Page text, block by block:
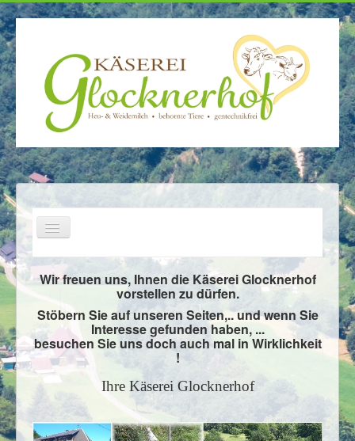
Home
Käserei
Produkte
Verkauf/Versand
Landwirtschaft / Tiere
Wir freuen uns, Ihnen die Käserei Glocknerhof
vorstellen zu dürfen.
Stöbern Sie auf unseren Seiten,.. und wenn Sie
Interesse gefunden haben, ...
besuchen Sie uns doch auch mal in Wirklichkeit
!
Ihre Käserei Glocknerhof